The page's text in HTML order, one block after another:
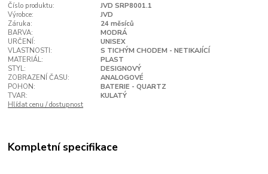
Číslo produktu:
JVD SRP8001.1
Výrobce:
JVD
Záruka:
24 měsíců
BARVA:
MODRÁ
URČENÍ:
UNISEX
VLASTNOSTI:
S TICHÝM CHODEM - NETIKAJÍCÍ
MATERIÁL:
PLAST
STYL:
DESIGNOVÝ
ZOBRAZENÍ ČASU:
ANALOGOVÉ
POHON:
BATERIE - QUARTZ
TVAR:
KULATÝ
Hlídat cenu / dostupnost
Kompletní specifikace